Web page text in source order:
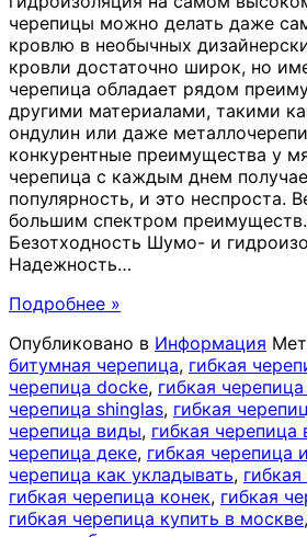
черепицы можно делать даже
кровлю в необычных
кровли достаточно широк, но
черепица обладает рядом
другими материалами, такими
ондулин или даже
конкурентные преимущества у
черепица с каждым днем
популярность, и это неспроста.
большим спектром
Безотходность Шумо- и
Надежность…
Подробнее »
Опубликовано в Информация
битумная черепица, гибкая
черепица docke, гибкая
черепица shinglas, гибкая
черепица виды, гибкая
черепица деке, гибкая черепица
черепица как укладывать,
гибкая черепица конек, гибкая
гибкая черепица купить в москве,